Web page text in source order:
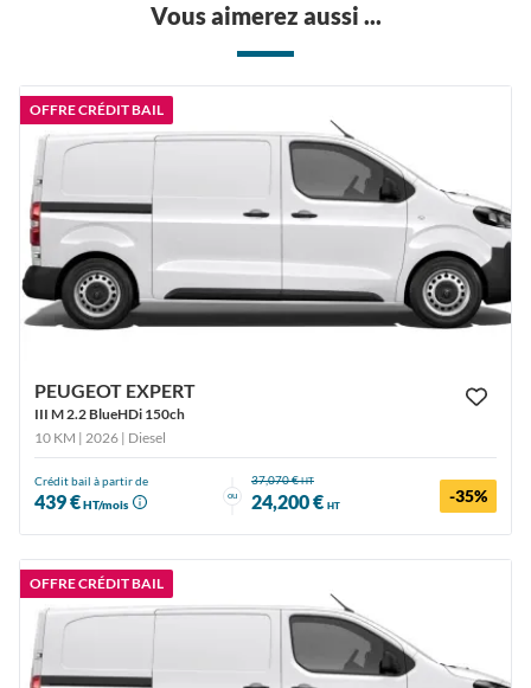
Vous aimerez aussi ...
OFFRE CRÉDIT BAIL
PEUGEOT EXPERT
III M 2.2 BlueHDi 150ch
10 KM | 2026 | Diesel
Crédit bail à partir de
439 €HT/mois
ou
37,070 €HT
24,200 € HT -35%
OFFRE CRÉDIT BAIL